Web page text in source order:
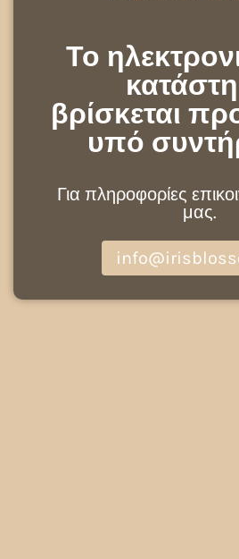
Το
βρίσκεται
υπό
Για πληροφορίες
μας.